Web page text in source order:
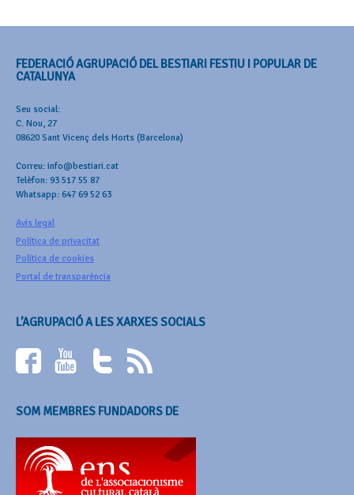
FEDERACIÓ AGRUPACIÓ DEL BESTIARI FESTIU I POPULAR DE
CATALUNYA
Seu social:
C. Nou, 27
08620 Sant Vicenç dels Horts (Barcelona)
Correu: info@bestiari.cat
Telèfon: 93 517 55 87
Whatsapp: 647 69 52 63
Avís legal
Política de privacitat
Política de cookies
Portal de transparència
L’AGRUPACIÓ A LES XARXES SOCIALS
SOM MEMBRES FUNDADORS DE